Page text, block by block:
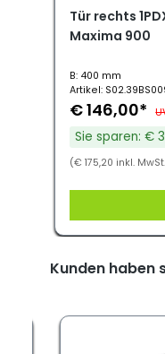
Tür rechts
Maxima 900
B: 400 mm
Artikel:
€ 146,00*
Sie sparen: €
(€ 175,20 inkl.
Kunden haben